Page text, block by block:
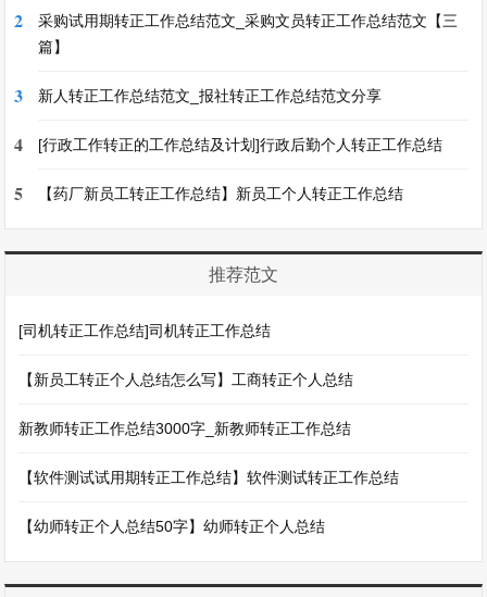
2
采购试用期转正工作总结范文_采购文员转正工作总结范文【三
篇】
3 新人转正工作总结范文_报社转正工作总结范文分享
4 [行政工作转正的工作总结及计划]行政后勤个人转正工作总结
5 【药厂新员工转正工作总结】新员工个人转正工作总结
推荐范文
[司机转正工作总结]司机转正工作总结
【新员工转正个人总结怎么写】工商转正个人总结
新教师转正工作总结3000字_新教师转正工作总结
【软件测试试用期转正工作总结】软件测试转正工作总结
【幼师转正个人总结50字】幼师转正个人总结